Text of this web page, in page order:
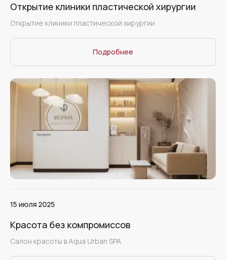
Открытие клиники пластической хирургии
Открытие клиники пластической хирургии
Подробнее
15 июля 2025
Красота без компромиссов
Салон красоты в Aqua Urban SPA